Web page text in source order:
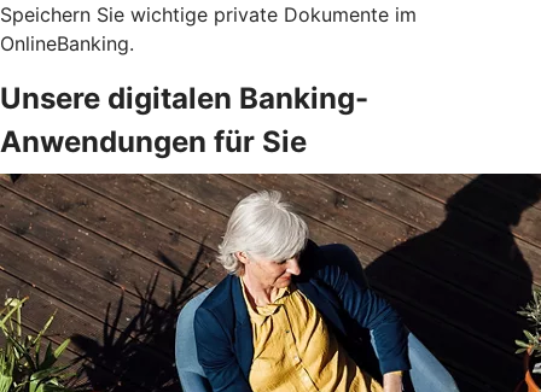
Speichern Sie wichtige private Dokumente im
OnlineBanking.
Unsere digitalen Banking-
Anwendungen für Sie